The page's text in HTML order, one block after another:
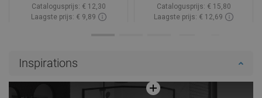
Catalogusprijs: € 12,30
Laagste prijs: € 9,89
Catalogusprijs: € 15,80
Laagste prijs: € 12,69
Inspirations